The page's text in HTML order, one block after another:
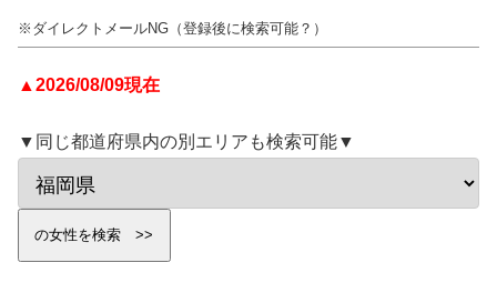
※ダイレクトメールNG（登録後に検索可能？）
▲2026/08/09現在
▼同じ都道府県内の別エリアも検索可能▼